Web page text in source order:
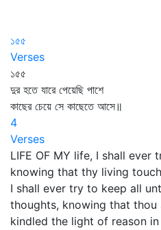
১৫৫
Verses
১৫৫
দুর হতে যারে পেয়েছি পাশে
কাছের চেয়ে সে কাছেতে আসে॥
4
Verses
LIFE OF MY life, I shall
knowing that thy living
I shall ever try to keep all
thoughts, knowing that
kindled the light of reason